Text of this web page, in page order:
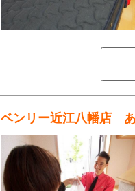
ベンリー近江八幡店 あ